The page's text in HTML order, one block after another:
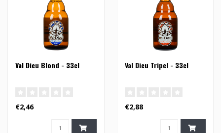
Val Dieu Blond - 33cl
€2,46
Val Dieu Tripel - 33cl
€2,88